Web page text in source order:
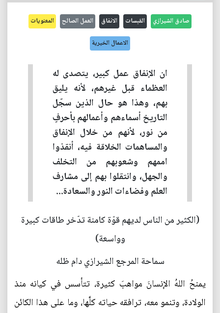
صادق الشيرازي القبسات الانفاق العمل الصالح المعنويات
الاعمال الخيرية
ان الإنفاق عمل كبير، يتصدى له
العظماء قبل غيرهم، لأنه يليق
بهم، وهذا هو حال الذين سجّل
التاريخ أسماءهم وأعمالهم بأحرفٍ
من نور، لأنهم من خلال الإنفاق
والمساهمات الخلاقة فيه، أنقذوا
اممهم وشعوبهم من التخلف
والجهل، وانتقلوا بهم إلى مشارف
العلم وفضاءات النور والسعادة...
(الكثير من الناس لديهم قوّة كامنة تدّخر طاقات كبيرة
وواسعة)
سماحة المرجع الشيرازي دام ظله
يمنحُ اللهُ الإنسانَ مواهبَ كثيرة، تتأسس في كيانه منذ
الولادة، وتنمو معه، ترافقه حياته كلَّها، وما على هذا الكائن